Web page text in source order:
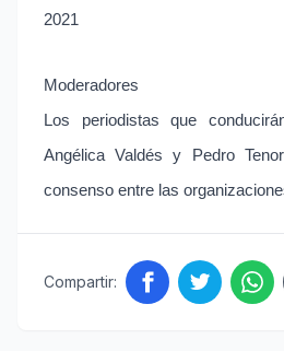
2021
Moderadores
Los periodistas que
Angélica Valdés y Pedro
consenso entre las
Compartir: